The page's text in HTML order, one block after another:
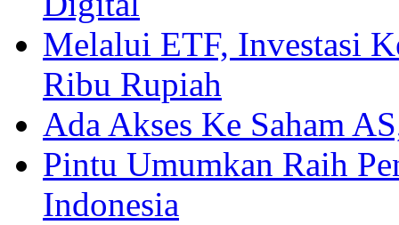
Melalui ETF, Investasi
Ribu Rupiah
Ada Akses Ke Saham
Pintu Umumkan Raih
Indonesia